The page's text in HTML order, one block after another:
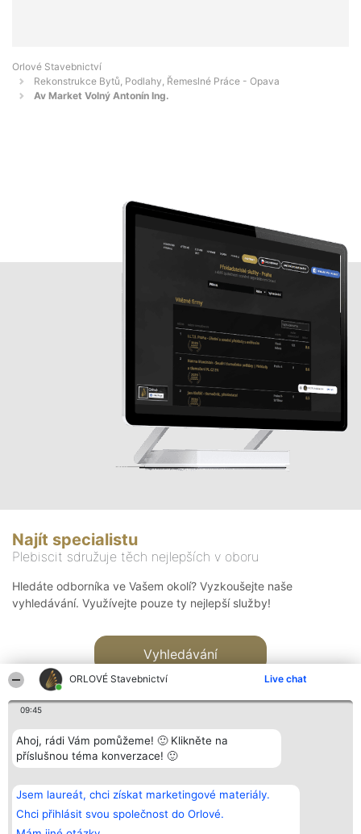
ORLOVÉ Stavebnictví Live chat
09:45
Ahoj, rádi Vám pomůžeme! 🙂 Klikněte na
příslušnou téma konverzace! 🙂
Jsem laureát, chci získat marketingové materiály.
Chci přihlásit svou společnost do Orlové.
Orlové Stavebnictví
Rekonstrukce Bytů, Podlahy, Řemeslné Práce - Opava
Av Market Volný Antonín Ing.
Najít specialistu
Plebiscit sdružuje těch nejlepších v oboru
Hledáte odborníka ve Vašem okolí? Vyzkoušejte naše
vyhledávání. Využívejte pouze ty nejlepší služby!
Vyhledávání
Bright Side Solutions sp. z o.
o. sp. k.
ul. Ruska 22
Wrocław 50-079
Vítězové
Seznam všech
laureátů
Zásady
Kontakt